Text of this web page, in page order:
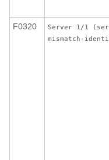
F0320
Server 1/1
mismatch-